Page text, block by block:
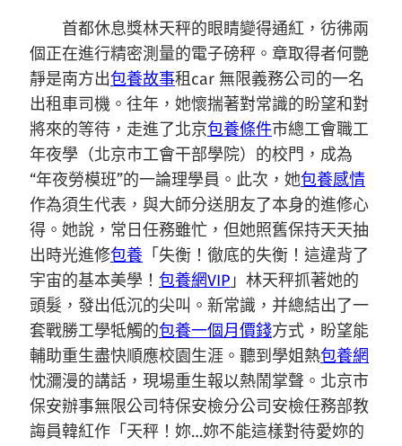
首都休息獎林天秤的眼睛變得通紅，彷彿兩
個正在進行精密測量的電子磅秤。章取得者何艷
靜是南方出包養故事租car 無限義務公司的一名
出租車司機。往年，她懷揣著對常識的盼望和對
將來的等待，走進了北京包養條件市總工會職工
年夜學（北京市工會干部學院）的校門，成為
“年夜勞模班”的一論理學員。此次，她包養感情
作為須生代表，與大師分送朋友了本身的進修心
得。她說，常日任務雖忙，但她照舊保持天天抽
出時光進修包養 「失衡！徹底的失衡！這違背了
宇宙的基本美學！ 包養網VIP 」林天秤抓著她的
頭髮，發出低沉的尖叫。新常識，并總結出了一
套戰勝工學牴觸的包養一個月價錢方式，盼望能
輔助重生盡快順應校園生涯。聽到學姐熱包養網
忱瀰漫的講話，現場重生報以熱鬧掌聲。北京市
保安辦事無限公司特保安檢分公司安檢任務部教
誨員韓紅作「天秤！妳…妳不能這樣對待愛妳的